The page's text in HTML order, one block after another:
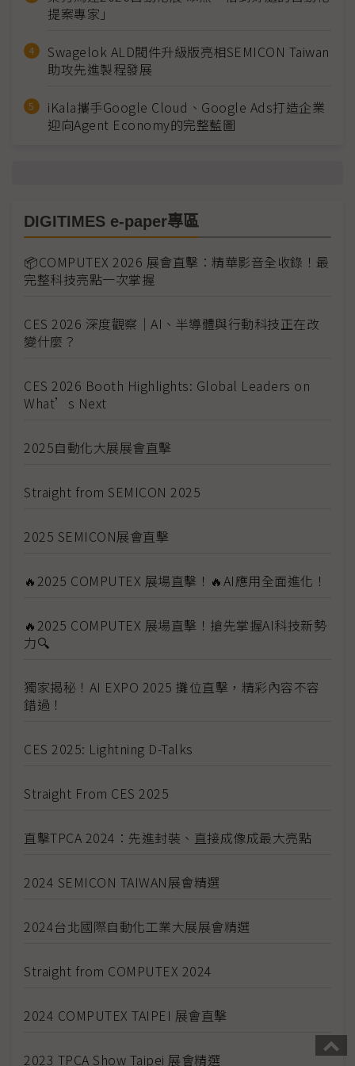
提案專家」
Swagelok ALD閥件升級版亮相SEMICON Taiwan
助攻先進製程發展
iKala攜手Google Cloud、Google Ads打造企業
迎向Agent Economy的完整藍圖
DIGITIMES e-paper專區
📦COMPUTEX 2026 展會直擊：精華影音全收錄！最
完整科技亮點一次掌握
CES 2026 深度觀察｜AI、半導體與行動科技正在改
變什麼？
CES 2026 Booth Highlights: Global Leaders on
What’s Next
2025自動化大展展會直擊
Straight from SEMICON 2025
2025 SEMICON展會直擊
🔥2025 COMPUTEX 展場直擊！🔥AI應用全面進化！
🔥2025 COMPUTEX 展場直擊！搶先掌握AI科技新勢
力🔍
獨家揭秘！AI EXPO 2025 攤位直擊，精彩內容不容
錯過！
CES 2025: Lightning D-Talks
Straight From CES 2025
直擊TPCA 2024：先進封裝、直接成像成最大亮點
2024 SEMICON TAIWAN展會精選
2024台北國際自動化工業大展展會精選
Straight from COMPUTEX 2024
2024 COMPUTEX TAIPEI 展會直擊
2023 TPCA Show Taipei 展會精選